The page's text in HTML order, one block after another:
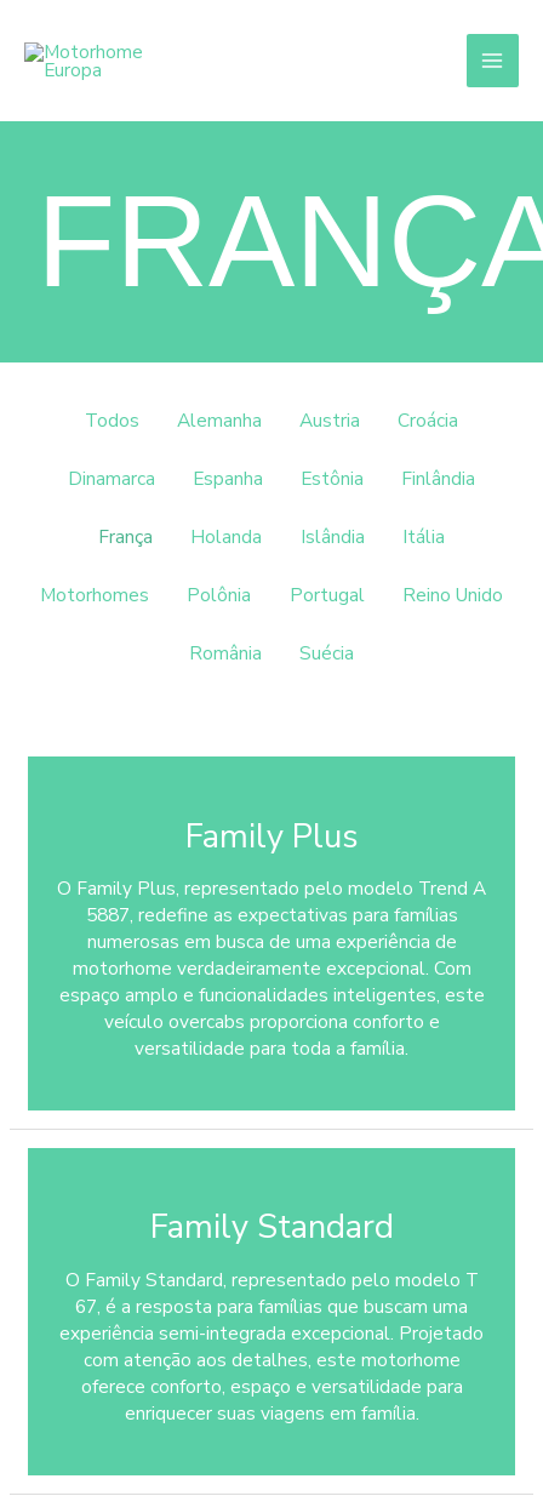
para
Todos Alemanha Austria Croácia
Dinamarca Espanha Estônia Finlândia
França Holanda Islândia Itália
Motorhomes Polônia Portugal Reino Unido
România Suécia
Family Plus
O Family Plus, representado pelo modelo Trend A
5887, redefine as expectativas para famílias
numerosas em busca de uma experiência de
motorhome verdadeiramente excepcional. Com
espaço amplo e funcionalidades inteligentes, este
veículo overcabs proporciona conforto e
versatilidade para toda a família.
Family Standard
O Family Standard, representado pelo modelo T
67, é a resposta para famílias que buscam uma
experiência semi-integrada excepcional. Projetado
com atenção aos detalhes, este motorhome
oferece conforto, espaço e versatilidade para
enriquecer suas viagens em família.